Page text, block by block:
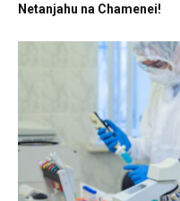
Netanjahu na Chamenei!